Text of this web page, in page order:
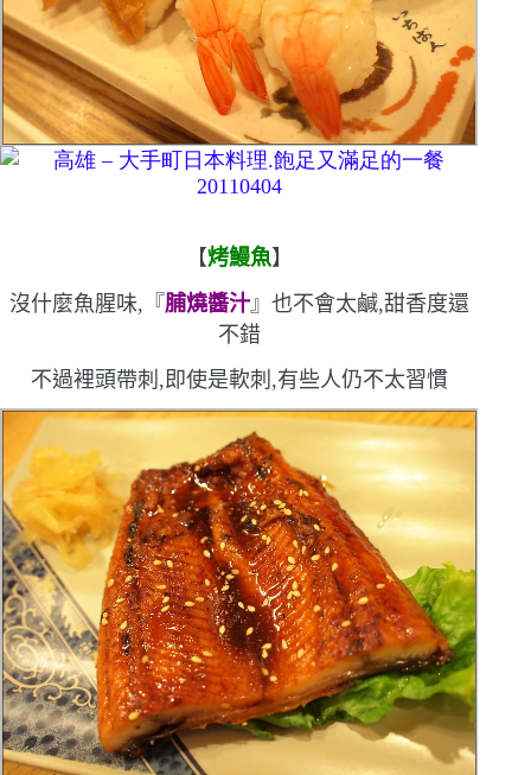
【烤鰻魚】
沒什麼魚腥味,『脯燒醬汁』也不會太鹹,甜香度還
不錯
不過裡頭帶刺,即使是軟刺,有些人仍不太習慣